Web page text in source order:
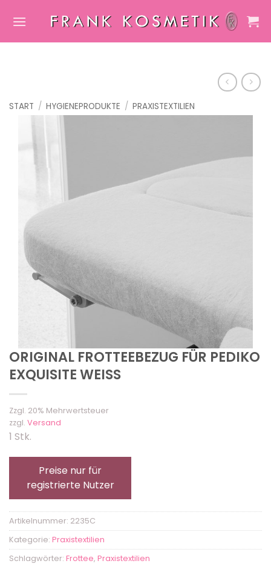
Inhalt
START / HYGIENEPRODUKTE / PRAXISTEXTILIEN
ORIGINAL FROTTEEBEZUG FÜR PEDIKO
EXQUISITE WEISS
Zzgl. 20% Mehrwertsteuer
zzgl. Versand
1 Stk.
Preise nur für
registrierte Nutzer
Artikelnummer: 2235C
Kategorie: Praxistextilien
Schlagwörter: Frottee, Praxistextilien